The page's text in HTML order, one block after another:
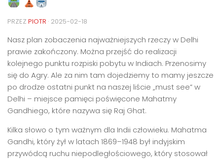
PRZEZ PIOTR · 2025-02-18
Nasz plan zobaczenia najważniejszych rzeczy w Delhi
prawie zakończony. Można przejść do realizacji
kolejnego punktu rozpiski pobytu w Indiach. Przenosimy
się do Agry. Ale za nim tam dojedziemy to mamy jeszcze
po drodze ostatni punkt na naszej liście „must see” w
Delhi – miejsce pamięci poświęcone Mahatmy
Gandhiego, które nazywa się Raj Ghat.
Kilka słowo o tym ważnym dla Indii człowieku. Mahatma
Gandhi, który żył w latach 1869–1948 był indyjskim
przywódcą ruchu niepodległościowego, który stosował